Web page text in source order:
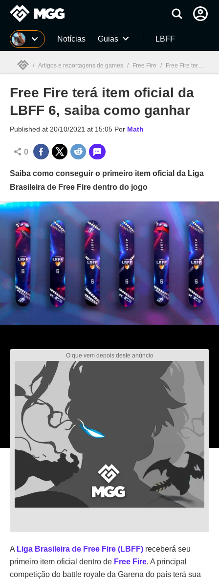
Millenium Notícias Guias LBFF
Millenium
/ Artigos e reportagens de games / Free Fire / Free Fire terá item oficial da LBFF 6, saiba como ganhar
Free Fire terá item oficial da
LBFF 6, saiba como ganhar
Published at 20/10/2021 at 15:05 Por Math
0
Saiba como conseguir o primeiro item oficial da Liga
Brasileira de Free Fire dentro do jogo
A Liga Brasileira de Free Fire (LBFF) receberá seu
primeiro item oficial dentro de Free Fire. A principal
competição do battle royale da Garena do país terá sua